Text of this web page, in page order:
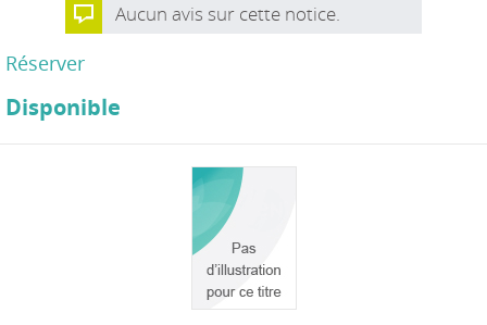
Aucun avis sur cette notice.
Réserver
Disponible